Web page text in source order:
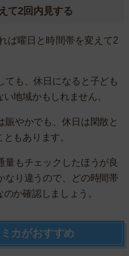
て2回内見する
ば曜日と時間帯を変えて2
ても、休日になると子ども
地域かもしれません。
賑やかでも、休日は閑散と
もあります。
量もチェックしたほうが良
なり違うので、どの時間帯
か確認しましょう。
カがおすすめ